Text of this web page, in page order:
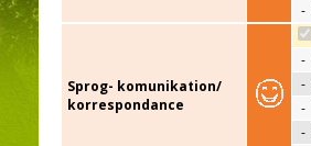
-
Sprog- komunikation/
korrespondance
-
-
-
-